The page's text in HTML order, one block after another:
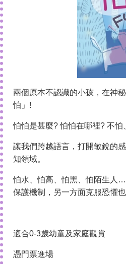
兩個原本不認識的小孩，在神
怕」!
怕怕是甚麼? 怕怕在哪裡? 不
讓我們跨越語言，打開敏銳的
知領域。
怕水、怕高、怕黑、怕陌生人
保護機制，另一方面克服恐懼
適合0-3歲幼童及家庭觀賞
憑門票進場